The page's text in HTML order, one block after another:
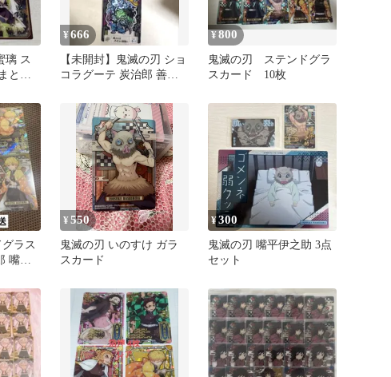
璃 ス
とめ
¥666
【未開封】鬼滅の刃 ショ
コラグーテ 炭治郎 善逸
¥800
鬼滅の刃 ステンドグラ
スカード 10枚
ラス
嘴平
¥550
鬼滅の刃 いのすけ ガラ
スカード
¥300
鬼滅の刃 嘴平伊之助 3点
セット